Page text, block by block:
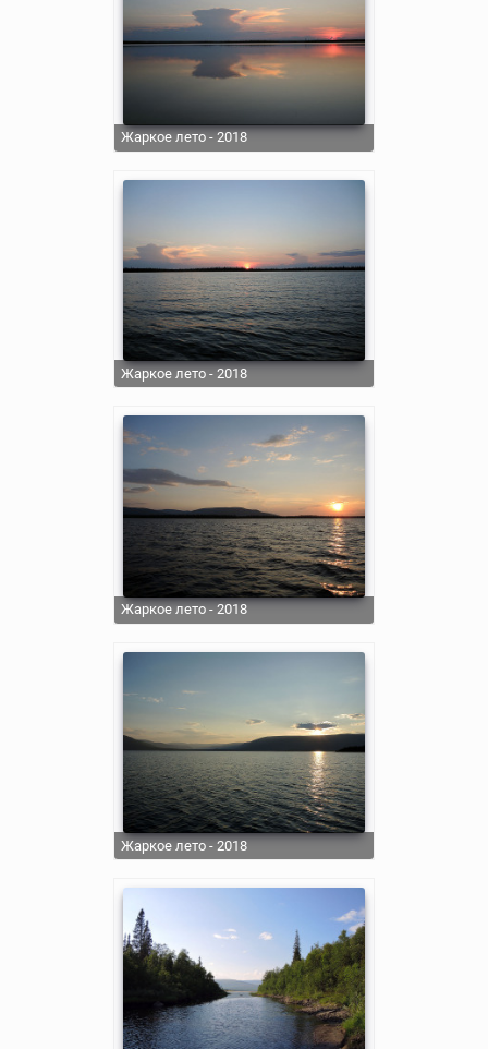
Жаркое лето - 2018
Жаркое лето - 2018
Жаркое лето - 2018
Жаркое лето - 2018